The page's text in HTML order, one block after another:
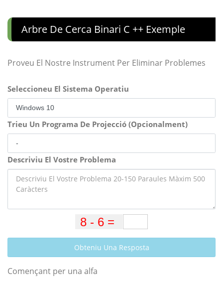
Arbre De Cerca Binari C ++ Exemple
Proveu El Nostre Instrument Per Eliminar Problemes
Seleccioneu El Sistema Operatiu
Trieu Un Programa De Projecció (Opcionalment)
Descriviu El Vostre Problema
Obteniu Una Resposta
Començant per una alfa